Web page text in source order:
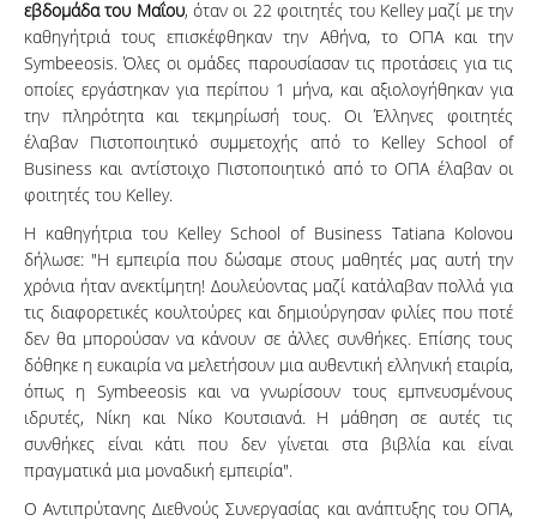
εβδομάδα του Μαΐου, όταν οι 22 φοιτητές του Kelley μαζί με την
καθηγήτριά τους επισκέφθηκαν την Αθήνα, το ΟΠΑ και την
Symbeeosis. Όλες οι ομάδες παρουσίασαν τις προτάσεις για τις
οποίες εργάστηκαν για περίπου 1 μήνα, και αξιολογήθηκαν για
την πληρότητα και τεκμηρίωσή τους. Οι Έλληνες φοιτητές
έλαβαν Πιστοποιητικό συμμετοχής από το Kelley School of
Business και αντίστοιχο Πιστοποιητικό από το ΟΠΑ έλαβαν οι
φοιτητές του Kelley.
Η καθηγήτρια του Kelley School of Business Tatiana Kolovou
δήλωσε: "Η εμπειρία που δώσαμε στους μαθητές μας αυτή την
χρόνια ήταν ανεκτίμητη! Δουλεύοντας μαζί κατάλαβαν πολλά για
τις διαφορετικές κουλτούρες και δημιούργησαν φιλίες που ποτέ
δεν θα μπορούσαν να κάνουν σε άλλες συνθήκες. Επίσης τους
δόθηκε η ευκαιρία να μελετήσουν μια αυθεντική ελληνική εταιρία,
όπως η Symbeeosis και να γνωρίσουν τους εμπνευσμένους
ιδρυτές, Νίκη και Νίκο Κουτσιανά. Η μάθηση σε αυτές τις
συνθήκες είναι κάτι που δεν γίνεται στα βιβλία και είναι
πραγματικά μια μοναδική εμπειρία".
Ο Αντιπρύτανης Διεθνούς Συνεργασίας και ανάπτυξης του ΟΠΑ,